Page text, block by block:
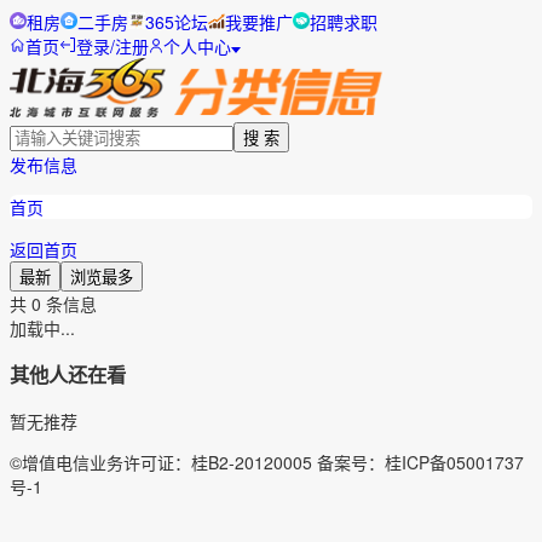
租房 二手房 365论坛 我要推广
招聘求职
首页
登录/注册 个人中心
搜 索
发布信息
首页
返回首页
最新 浏览最多
共 0 条信息
加载中...
其他人还在看
暂无推荐
©增值电信业务许可证：桂B2-20120005 备案号：桂ICP备05001737
号-1